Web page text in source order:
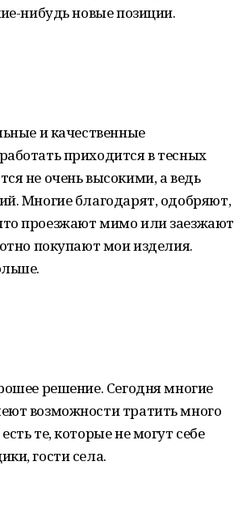
нибудь новые позиции.
и качественные
приходится в тесных
не очень высокими, а ведь
Многие благодарят, одобряют,
проезжают мимо или заезжают
покупают мои изделия.
решение. Сегодня многие
возможности тратить много
те, которые не могут себе
гости села.